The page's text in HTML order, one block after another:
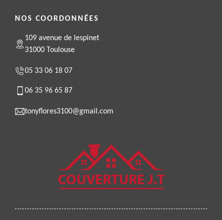
NOS COORDONNÉES
109 avenue de lespinet
31000 Toulouse
05 33 06 18 07
06 35 96 65 87
tonyflores3100@gmail.com